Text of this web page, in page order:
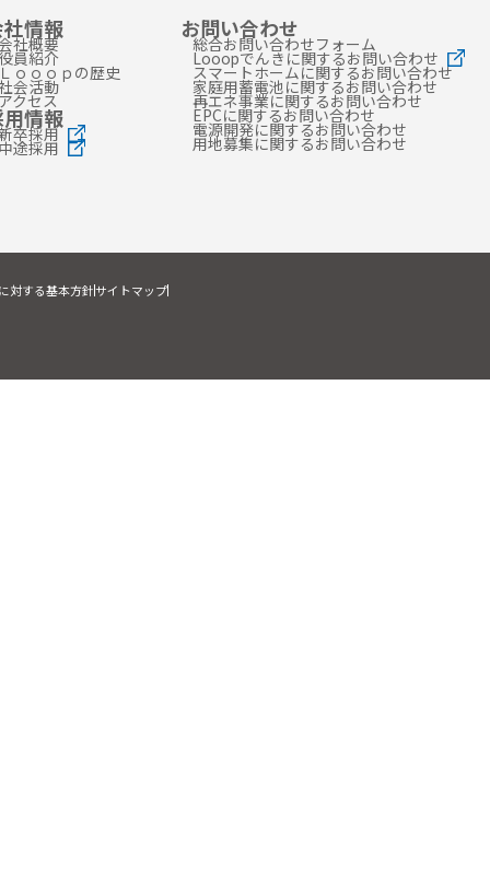
情報
社概要
役員紹介
Ｌｏｏｏｐの歴史
会活動
アクセス
情報
卒採用
途採用
お問い合わせ
総合お問い合わせフォーム
Looopでんきに関するお問い合わせ
スマートホームに関するお問い合わせ
家庭用蓄電池に関するお問い合わせ
再エネ事業に関するお問い合わせ
EPCに関するお問い合わせ
電源開発に関するお問い合わせ
用地募集に関するお問い合わせ
対する基本方針サイトマップ